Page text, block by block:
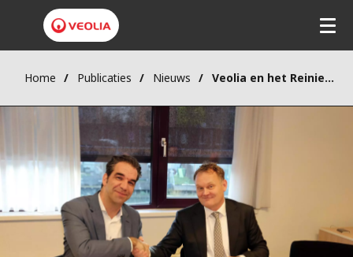
Home Publicaties Nieuws Veolia en het Reinier de Graaf zetten samenwerking voort